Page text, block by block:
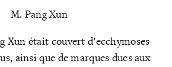
M. Pang Xun
Xun était couvert d’ecchymoses
ainsi que de marques dues aux